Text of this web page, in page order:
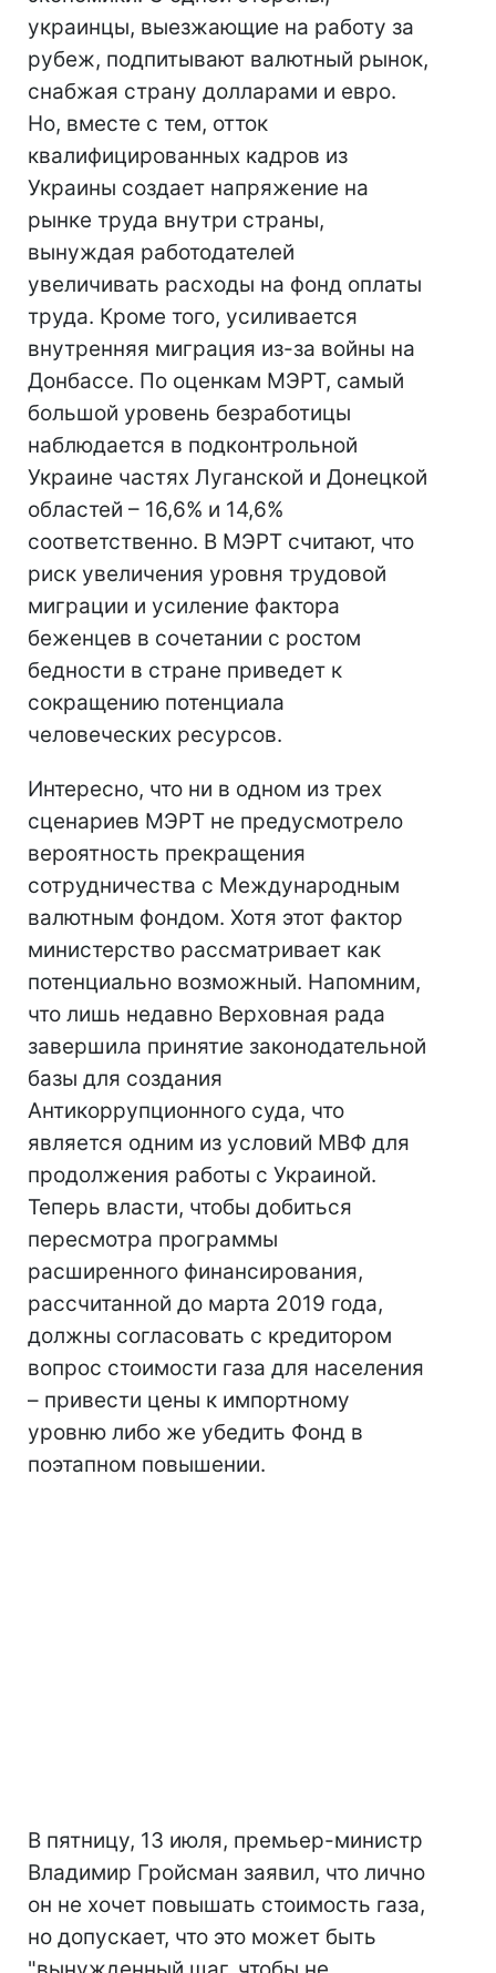
украинцы, выезжающие на работу за
рубеж, подпитывают валютный рынок,
снабжая страну долларами и евро.
Но, вместе с тем, отток
квалифицированных кадров из
Украины создает напряжение на
рынке труда внутри страны,
вынуждая работодателей
увеличивать расходы на фонд оплаты
труда. Кроме того, усиливается
внутренняя миграция из-за войны на
Донбассе. По оценкам МЭРТ, самый
большой уровень безработицы
наблюдается в подконтрольной
Украине частях Луганской и Донецкой
областей – 16,6% и 14,6%
соответственно. В МЭРТ считают, что
риск увеличения уровня трудовой
миграции и усиление фактора
беженцев в сочетании с ростом
бедности в стране приведет к
сокращению потенциала
человеческих ресурсов.
Интересно, что ни в одном из трех
сценариев МЭРТ не предусмотрело
вероятность прекращения
сотрудничества с Международным
валютным фондом. Хотя этот фактор
министерство рассматривает как
потенциально возможный. Напомним,
что лишь недавно Верховная рада
завершила принятие законодательной
базы для создания
Антикоррупционного суда, что
является одним из условий МВФ для
продолжения работы с Украиной.
Теперь власти, чтобы добиться
пересмотра программы
расширенного финансирования,
рассчитанной до марта 2019 года,
должны согласовать с кредитором
вопрос стоимости газа для населения
– привести цены к импортному
уровню либо же убедить Фонд в
поэтапном повышении.
В пятницу, 13 июля, премьер-министр
Владимир Гройсман заявил, что лично
он не хочет повышать стоимость газа,
но допускает, что это может быть